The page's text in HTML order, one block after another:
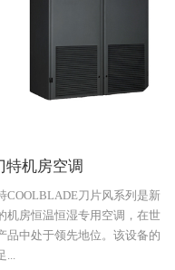
特机房空调
COOLBLADE刀片风系列是新
机房恒温恒湿专用空调，在世
品中处于领先地位。该设备的
...